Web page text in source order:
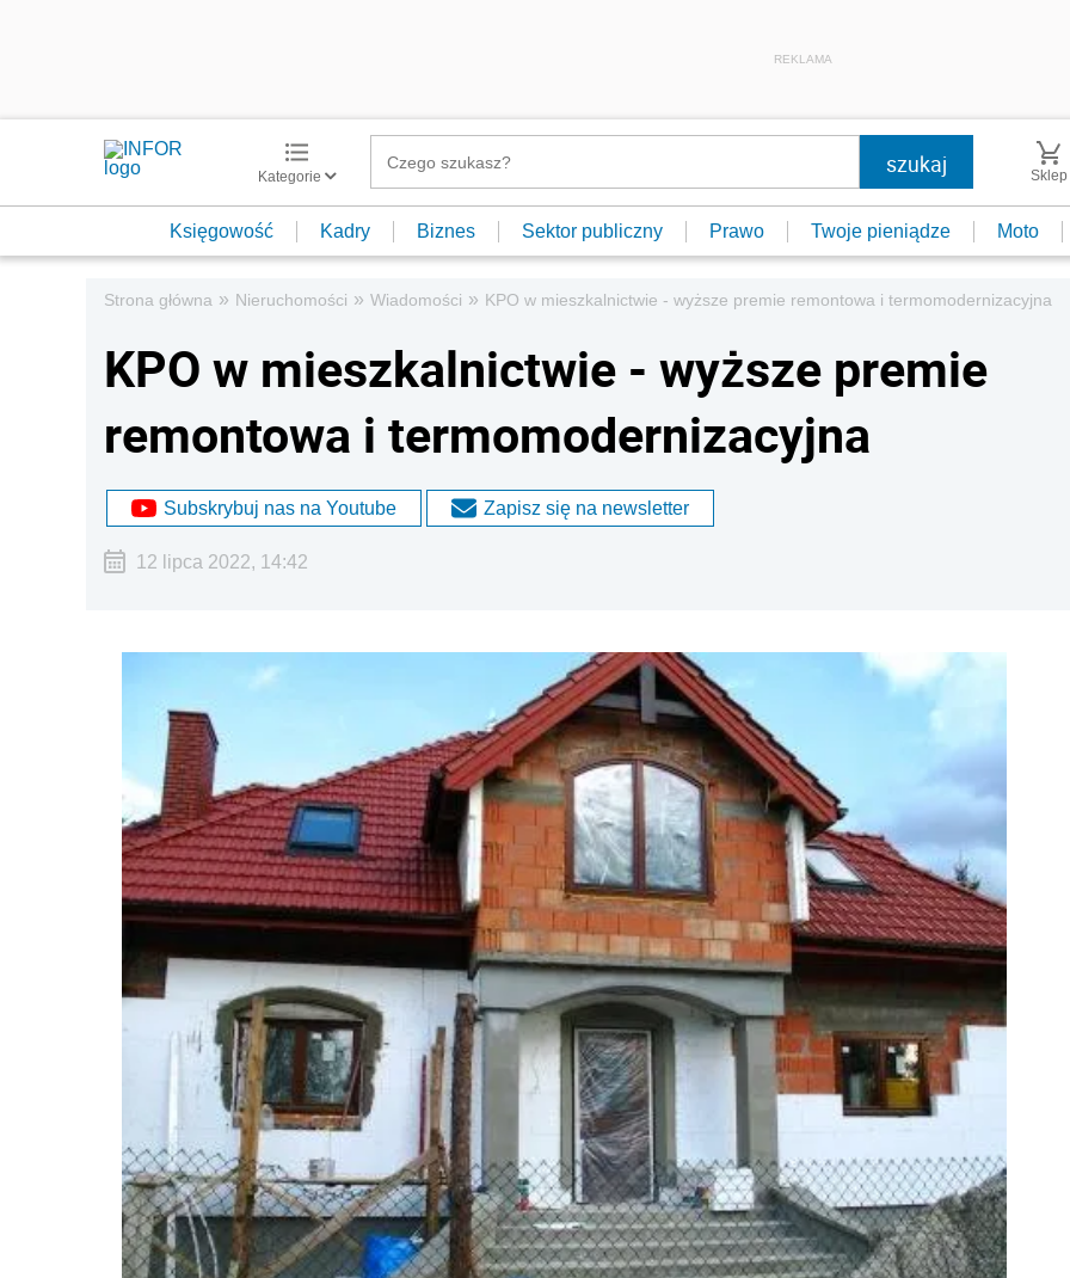
REKLAMA
Kategorie Sklep
Księgowość Kadry Biznes Sektor publiczny Prawo Twoje pieniądze Moto
Strona główna » Nieruchomości » Wiadomości » KPO w mieszkalnictwie - wyższe premie remontowa i termomodernizacyjna
KPO w mieszkalnictwie - wyższe premie
remontowa i termomodernizacyjna
Subskrybuj nas na Youtube Zapisz się na newsletter
12 lipca 2022, 14:42